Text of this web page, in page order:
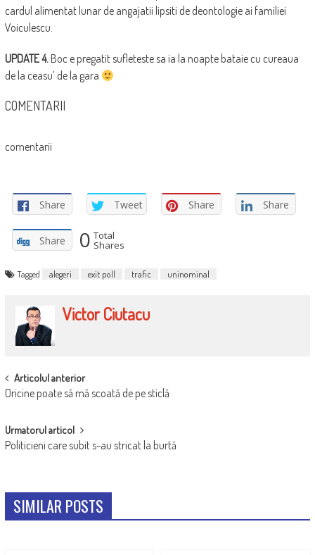
cardul alimentat lunar de angajatii lipsiti de deontologie ai familiei
Voiculescu.
UPDATE 4.Boc e pregatit sufleteste sa ia la noapte bataie cu cureaua
de la ceasu’ de la gara
COMENTARII
comentarii
Share Tweet Share Share
Share 0 Total
Shares
Tagged alegeri exit poll trafic uninominal
Victor Ciutacu
POST
NAVIGATION
Articolul anterior
Oricine poate să mă scoată de pe sticlă
Urmatorul articol
Politicieni care subit s-au stricat la burtă
SIMILAR POSTS